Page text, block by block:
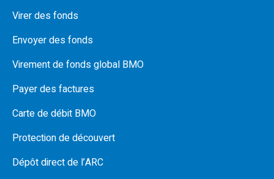
Virer des fonds
Envoyer des fonds
Virement de fonds global BMO
Payer des factures
Carte de débit BMO
Protection de découvert
Dépôt direct de l’ARC